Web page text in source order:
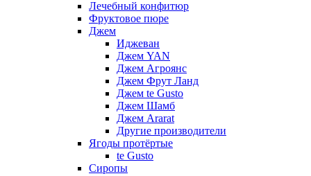
Лечебный конфитюр
Фруктовое пюре
Джем
Иджеван
Джем YAN
Джем Агроянс
Джем Фрут Ланд
Джем te Gusto
Джем Шамб
Джем Ararat
Другие производители
Ягоды протёртые
te Gusto
Сиропы